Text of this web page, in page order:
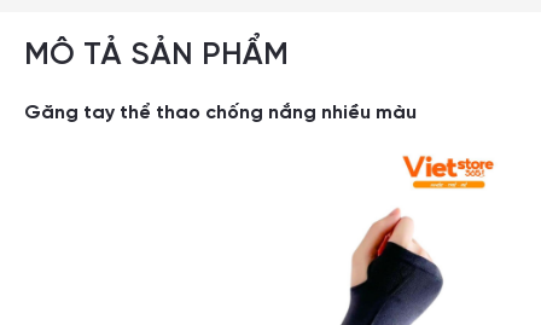
MÔ TẢ SẢN PHẨM
Găng tay thể thao chống nắng nhiều màu